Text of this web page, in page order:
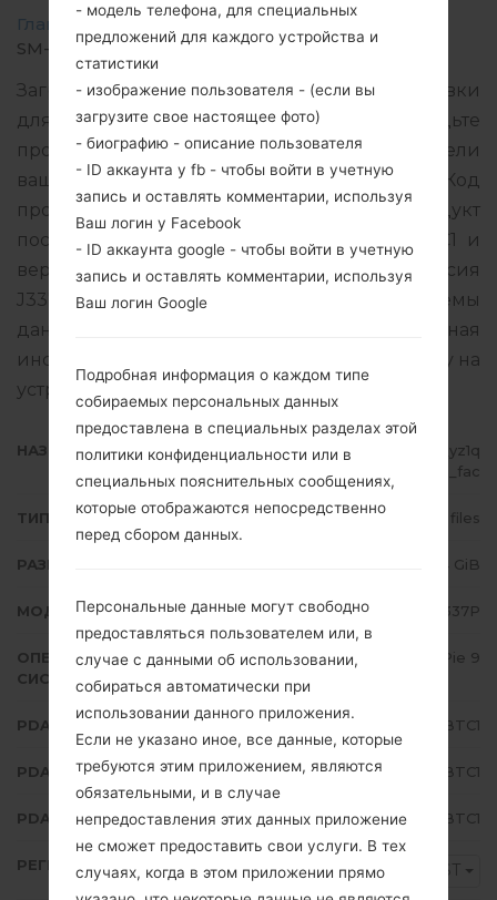
Главная → Galaxy J3 2018 SamsungSM-J337P
SM-J337P_1_20200316225429_yz1qxl5arm_fac.zip
Загрузите последнее обновление прошивки
для Samsung Galaxy J3 2018, но не забудьте
проверить, соответствует ли номер модели
вашего смартфона указанному SM-J337P. Код
прошивки BST для AUSTRALIA. Продукт
поставляется с версией PDA J337PVPS6BTC1 и
версия CSC J337PSPT6BTC1, MODEM версия
J337PVPS6BTC1. Версия операционной системы
данной прошивки Android Pie 9. Подробная
инструкция, как прошить стоковую прошивку на
устройства Samsung
здесь
НАЗВАНИЕ ФАЙЛА
SM-J337P_1_20200316225429_yz1q
xl5arm_fac
ТИП ПРОШИВКИ 4 files
РАЗМЕР ФАЙЛА 2.24 GiB
МОДЕЛЬ Samsung SM-J337P
ОПЕРАЦИОННАЯ
СИСТЕМА
Android Pie 9
PDA/AP ВЕРСИЯ J337PVPS6BTC1
PDA/AP ВЕРСИЯ J337PSPT6BTC1
PDA/AP ВЕРСИЯ J337PVPS6BTC1
РЕГИОН BST
- модель телефона, для специальных
предложений для каждого устройства и
статистики
- изображение пользователя - (если вы
загрузите свое настоящее фото)
- биографию - описание пользователя
- ID аккаунта у fb - чтобы войти в учетную
запись и оставлять комментарии, используя
Ваш логин у Facebook
- ID аккаунта google - чтобы войти в учетную
запись и оставлять комментарии, используя
Ваш логин Google
Подробная информация о каждом типе
собираемых персональных данных
предоставлена в специальных разделах этой
политики конфиденциальности или в
специальных пояснительных сообщениях,
которые отображаются непосредственно
перед сбором данных.
Персональные данные могут свободно
предоставляться пользователем или, в
случае с данными об использовании,
собираться автоматически при
использовании данного приложения.
Если не указано иное, все данные, которые
требуются этим приложением, являются
обязательными, и в случае
непредоставления этих данных приложение
не сможет предоставить свои услуги. В тех
случаях, когда в этом приложении прямо